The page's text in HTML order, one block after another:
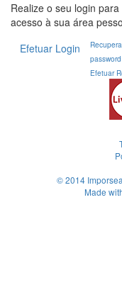
Realize o seu login para
acesso à sua área
Efetuar Login
password
Efetuar
© 2014
Made